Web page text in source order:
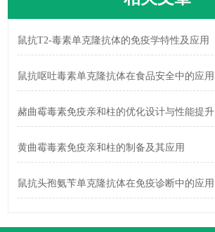
鼠抗T2-毒素单克隆抗体的免疫学特性及应用
鼠抗呕吐毒素单克隆抗体在食品安全中的应用
赭曲霉毒素免疫亲和柱的优化设计与性能提升
黄曲霉毒素免疫亲和柱的制备及其应用
鼠抗头孢氨苄单克隆抗体在免疫诊断中的应用